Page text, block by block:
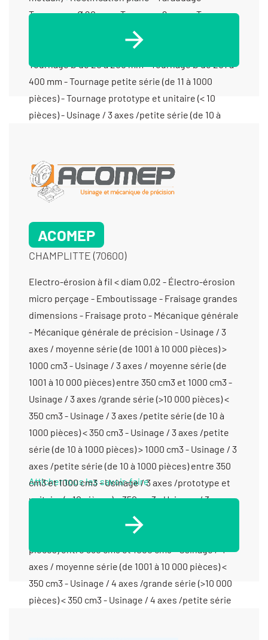
ACOMEP
CHAMPLITTE (70600)
Electro-érosion à fil < diam 0,02 - Électro-érosion
micro perçage - Emboutissage - Fraisage grandes
dimensions - Fraisage proto - Mécanique générale
- Mécanique générale de précision - Usinage / 3
axes / moyenne série (de 1001 à 10 000 pièces) >
1000 cm3 - Usinage / 3 axes / moyenne série (de
1001 à 10 000 pièces) entre 350 cm3 et 1000 cm3 -
Usinage / 3 axes /grande série (>10 000 pièces) <
350 cm3 - Usinage / 3 axes /petite série (de 10 à
1000 pièces) < 350 cm3 - Usinage / 3 axes /petite
série (de 10 à 1000 pièces) > 1000 cm3 - Usinage / 3
axes /petite série (de 10 à 1000 pièces) entre 350
cm3 et 1000 cm3 - Usinage / 3 axes /prototype et
unitaire (< 10 pièces) < 350 cm3 - Usinage / 3 axes
/prototype et unitaire (< 10 pièces) > 1000 cm3 -
Usinage / 3 axes /prototype et unitaire (< 10
pièces) entre 350 cm3 et 1000 cm3 - Usinage / 4
axes / moyenne série (de 1001 à 10 000 pièces) <
350 cm3 - Usinage / 4 axes /grande série (>10 000
pièces) < 350 cm3 - Usinage / 4 axes /petite série
Afficher tous les savoir-faire